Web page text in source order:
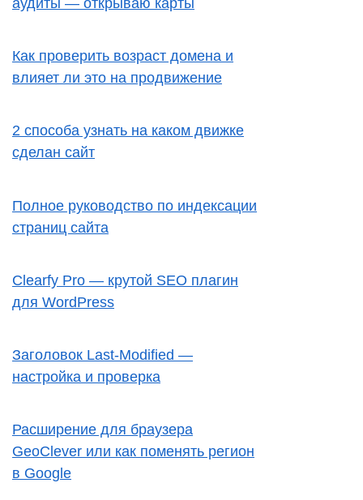
Как проверить возраст домена и
влияет ли это на продвижение
2 способа узнать на каком движке
сделан сайт
Полное руководство по индексации
страниц сайта
Clearfy Pro — крутой SEO плагин
для WordPress
Заголовок Last-Modified —
настройка и проверка
Расширение для браузера
GeoClever или как поменять регион
в Google